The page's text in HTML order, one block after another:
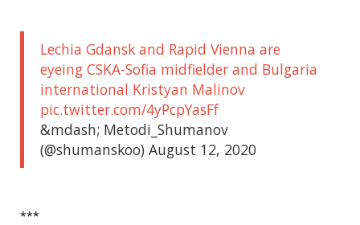
Lechia Gdansk and Rapid Vienna are
eyeing CSKA-Sofia midfielder and Bulgaria
international Kristyan Malinov
pic.twitter.com/4yPcpYasFf
&mdash; Metodi_Shumanov
(@shumanskoo) August 12, 2020
***